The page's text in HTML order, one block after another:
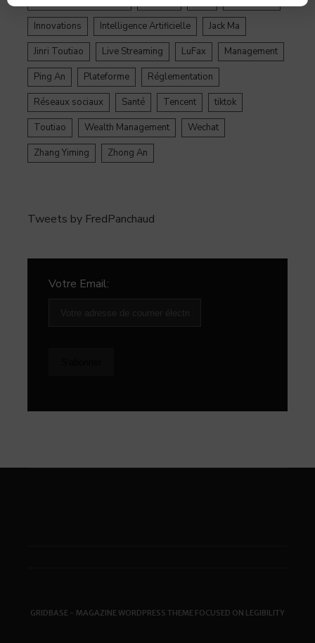
Innovations
Intelligence Artificielle
Jack Ma
Jinri Toutiao
Live Streaming LuFax
Management
Ping An
Plateforme
Réglementation
Réseaux sociaux
Santé Tencent
tiktok
Toutiao
Wealth Management
Wechat
Zhang Yiming
Zhong An
Tweets by FredPanchaud
Votre Email:
GRIDBASE - MAGAZINE WORDPRESS THEME FOCUSED ON LEGIBILITY